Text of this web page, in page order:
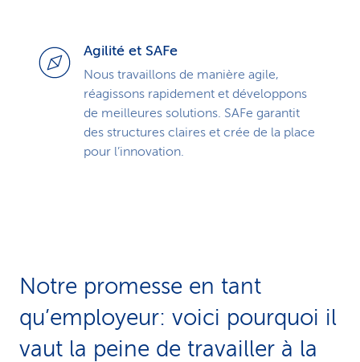
Agilité et SAFe
Nous travaillons de manière agile,
réagissons rapidement et développons
de meilleures solutions. SAFe garantit
des structures claires et crée de la place
pour l’innovation.
Notre promesse en tant
qu’employeur: voici pourquoi il
vaut la peine de travailler à la